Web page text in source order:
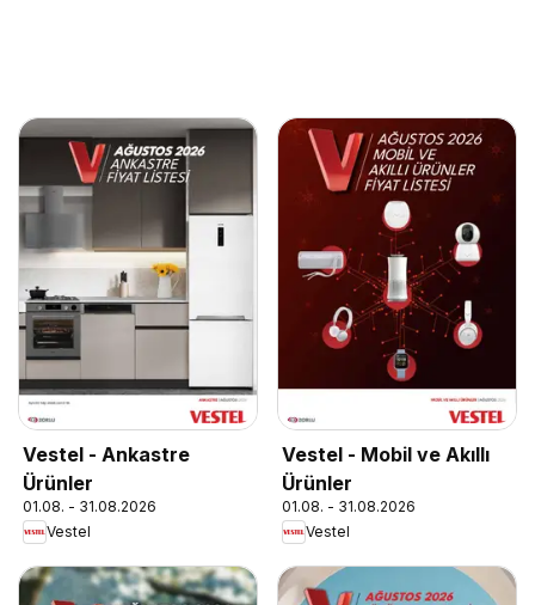
Vestel - Ankastre
Ürünler
01.08. - 31.08.2026
Vestel
Vestel - Mobil ve Akıllı
Ürünler
01.08. - 31.08.2026
Vestel